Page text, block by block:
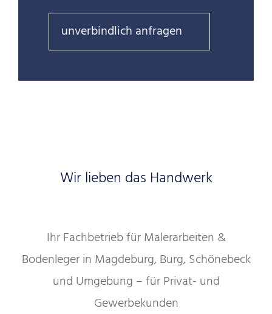
unverbindlich anfragen
Wir lieben das Handwerk
Ihr Fachbetrieb für Malerarbeiten &
Bodenleger in Magdeburg, Burg, Schönebeck
und Umgebung – für Privat- und
Gewerbekunden